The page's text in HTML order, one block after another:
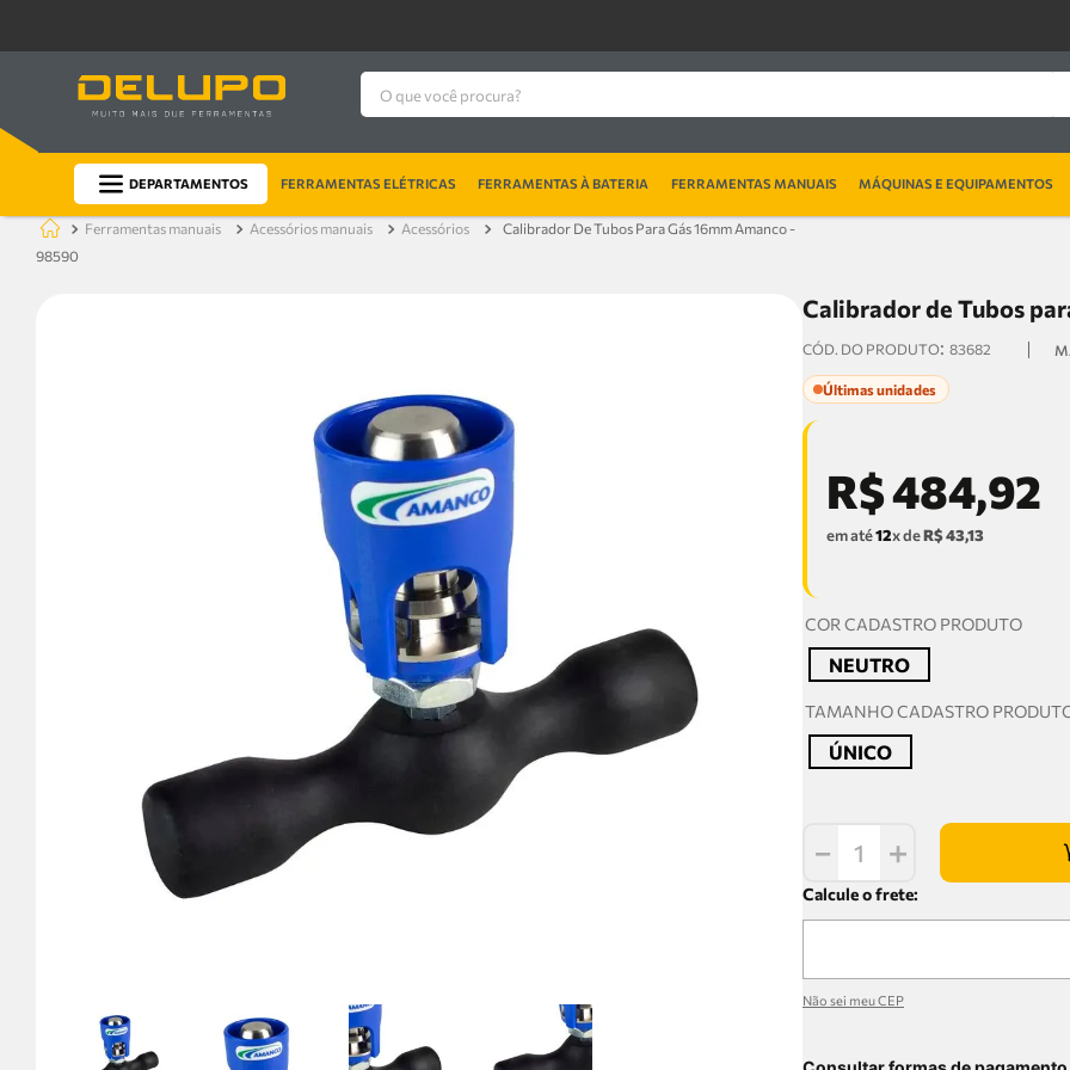
O que você procura?
DEPARTAMENTOS FERRAMENTAS ELÉTRICAS FERRAMENTAS À BATERIA FERRAMENTAS MANUAIS MÁQUINAS E EQUIPAMENTOS
ferramentas manuais acessórios manuais acessórios
Calibrador De Tubos Para Gás 16mm Amanco -
98590
Calibrador de Tubos
: 83682
Últimas unidades
R$484,92
em até12x deR$43,13
COR CADASTRO PRODUTO
NEUTRO
TAMANHO CADASTRO
ÚNICO
＋
－
Não sei meu CEP